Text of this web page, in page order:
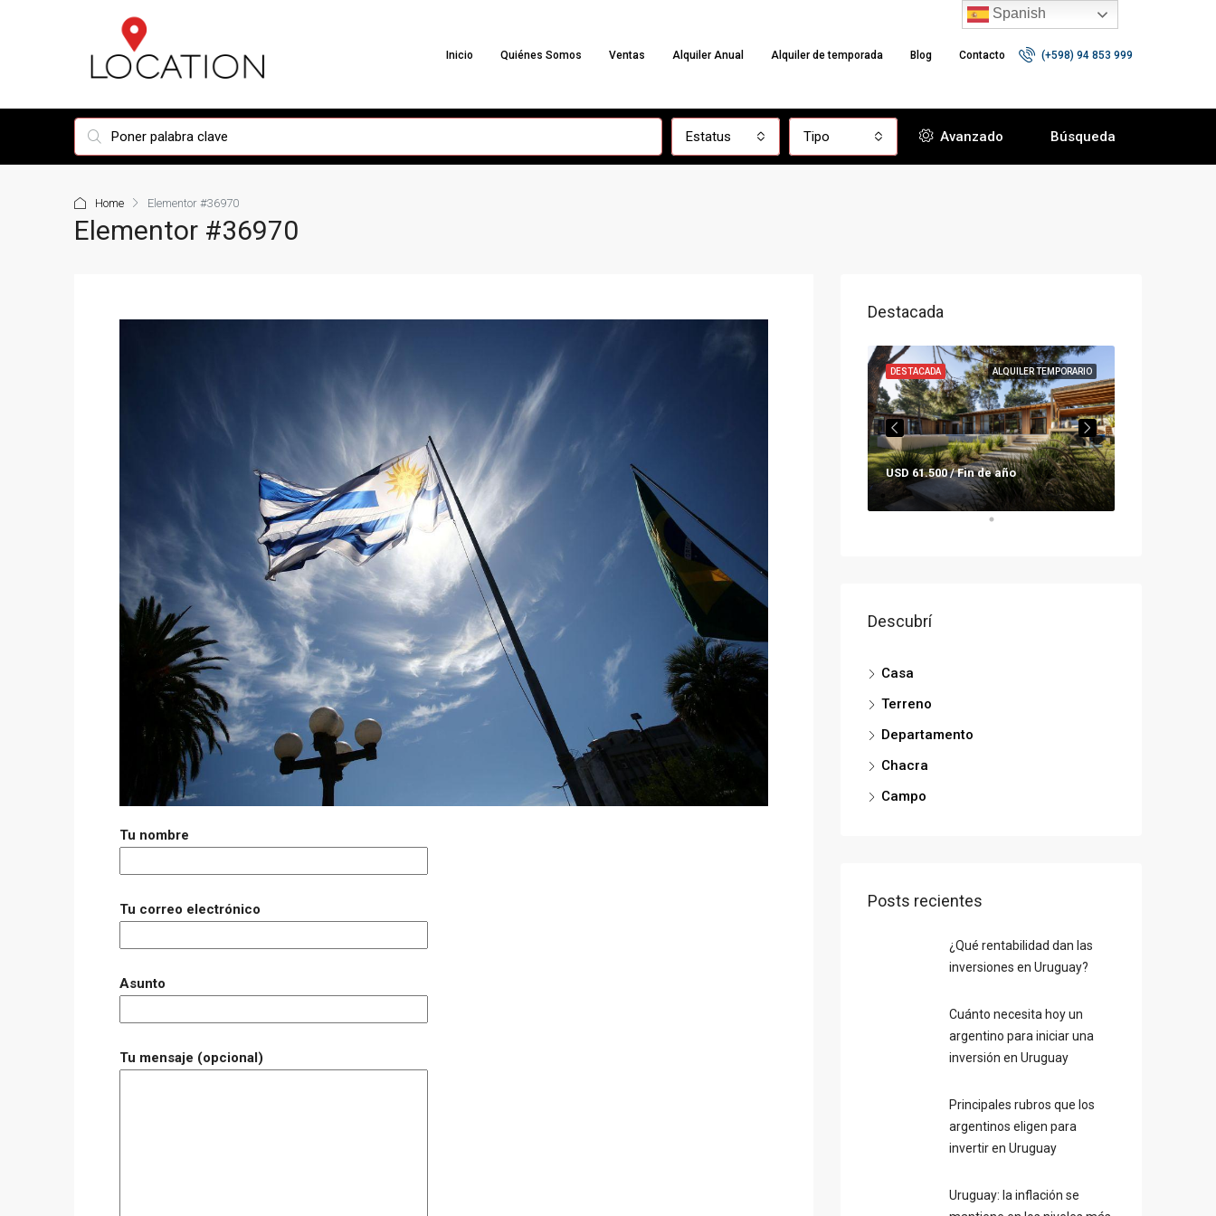
Inicio Quiénes Somos Ventas Alquiler Anual Alquiler de temporada Blog Contacto (+598) 94 853 999
Estatus Tipo Avanzado Búsqueda
Home Elementor #36970
Elementor #36970
Tu nombre
Tu correo electrónico
Asunto
Tu mensaje (opcional)
Destacada
ALQUILER TEMPORARIO
DESTACADA
USD 61.500 / Fin de año
Descubrí
Casa
Terreno
Departamento
Chacra
Campo
Posts recientes
¿Qué rentabilidad dan las
inversiones en Uruguay?
Cuánto necesita hoy un
argentino para iniciar una
inversión en Uruguay
Principales rubros que los
argentinos eligen para
invertir en Uruguay
Uruguay: la inflación se
Spanish